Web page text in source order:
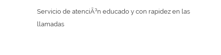
Servicio de atenciÃ³n educado y con rapidez en las
llamadas